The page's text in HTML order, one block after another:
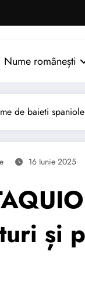
Nume românești
de baieti spaniole
16 Iunie 2025
și